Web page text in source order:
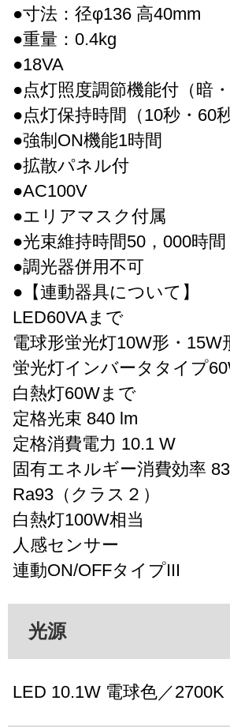
●寸法：径φ136 高40mm
●重量：0.4kg
●18VA
●点灯照度調節機能付（暗・
●点灯保持時間（10秒・60
●強制ON機能1時間
●拡散パネル付
●AC100V
●エリアマスク付属
●光束維持時間50，000時間
●調光器併用不可
●【連動器具について】
LED60VAまで
電球形蛍光灯10W形・
蛍光灯インバータタイプ
白熱灯60Wまで
定格光束 840 lm
定格消費電力 10.1 W
固有エネルギー消費効率
Ra93（クラス２）
白熱灯100W相当
人感センサー
連動ON/OFFタイプIII
光源
LED 10.1W 電球色／2700K